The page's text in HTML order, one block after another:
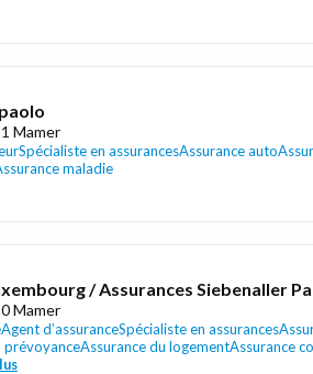
Mamer
Spécialiste en assurancesAssurance auto
maladie
/ Assurances Siebenaller
Mamer
Agent d’assuranceSpécialiste en assurances
prévoyanceAssurance du logementAssurance